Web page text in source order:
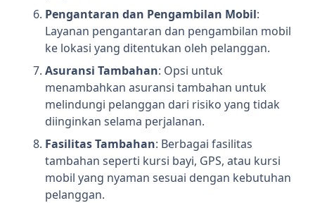
Pengantaran dan Pengambilan Mobil:
Layanan pengantaran dan pengambilan mobil
ke lokasi yang ditentukan oleh pelanggan.
Asuransi Tambahan: Opsi untuk
menambahkan asuransi tambahan untuk
melindungi pelanggan dari risiko yang tidak
diinginkan selama perjalanan.
Fasilitas Tambahan: Berbagai fasilitas
tambahan seperti kursi bayi, GPS, atau kursi
mobil yang nyaman sesuai dengan kebutuhan
pelanggan.